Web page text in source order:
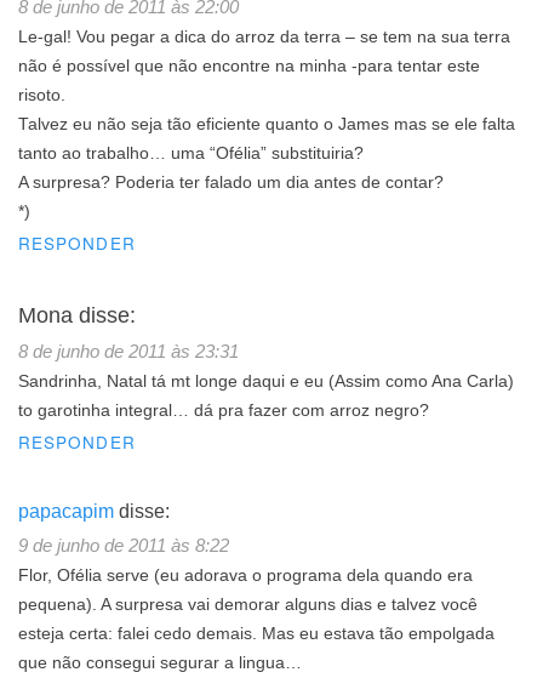
8 de junho de 2011 às 22:00
Le-gal! Vou pegar a dica do arroz da terra – se tem na sua terra
não é possível que não encontre na minha -para tentar este
risoto.
Talvez eu não seja tão eficiente quanto o James mas se ele falta
tanto ao trabalho… uma “Ofélia” substituiria?
A surpresa? Poderia ter falado um dia antes de contar?
*)
RESPONDER
Mona disse:
8 de junho de 2011 às 23:31
Sandrinha, Natal tá mt longe daqui e eu (Assim como Ana Carla)
to garotinha integral… dá pra fazer com arroz negro?
RESPONDER
papacapim disse:
9 de junho de 2011 às 8:22
Flor, Ofélia serve (eu adorava o programa dela quando era
pequena). A surpresa vai demorar alguns dias e talvez você
esteja certa: falei cedo demais. Mas eu estava tão empolgada
que não consegui segurar a lingua…